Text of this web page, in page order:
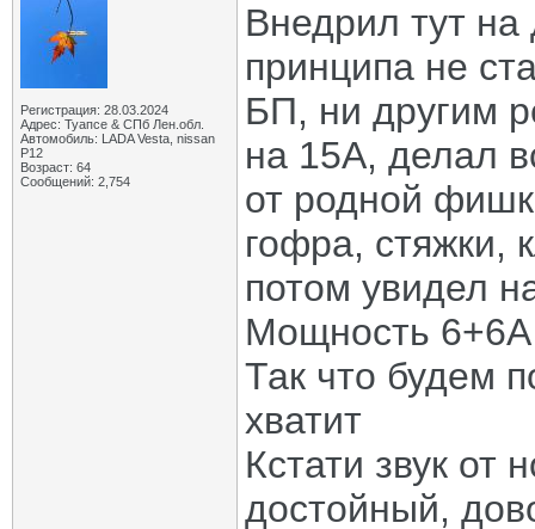
Регистрация: 28.03.2024
Адрес: Туапсе & СПб Лен.обл.
Автомобиль: LADA Vesta, nissan
P12
Возраст: 64
Сообщений: 2,754
Внедрил тут на
принципа не
БП, ни другим
на 15А, делал
от родной
гофра, стяжки,
потом увидел
Мощность 6+6А
Так что будем
хватит
Кстати звук от
достойный,